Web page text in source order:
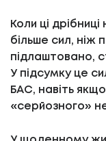
Коли ці
більше сил, ніж
підлаштовано,
У підсумку це
БАС, навіть
«серйозного»